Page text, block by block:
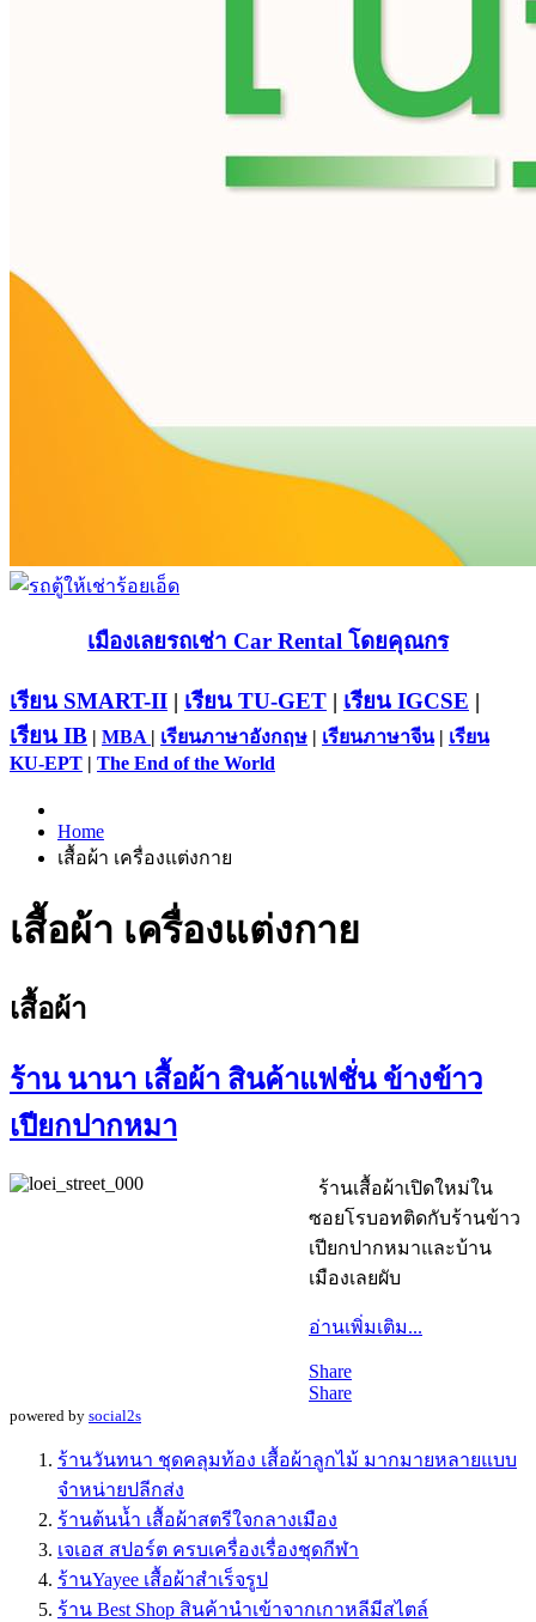
เมืองเลยรถเช่า Car Rental โดยคุณกร
เรียน SMART-II | เรียน TU-GET | เรียน IGCSE |
เรียน IB | MBA | เรียนภาษาอังกฤษ | เรียนภาษาจีน| เรียน
KU-EPT | The End of the World
Home
เสื้อผ้า เครื่องแต่งกาย
เสื้อผ้า เครื่องแต่งกาย
เสื้อผ้า
ร้าน นานา เสื้อผ้า สินค้าแฟชั่น ข้างข้าว
เปียกปากหมา
ร้านเสื้อผ้าเปิดใหม่ใน
ซอยโรบอทติดกับร้านข้าว
เปียกปากหมาและบ้าน
เมืองเลยผับ
อ่านเพิ่มเติม...
Share
Share
powered by social2s
ร้านวันทนา ชุดคลุมท้อง เสื้อผ้าลูกไม้ มากมายหลายแบบ
จำหน่ายปลีกส่ง
ร้านต้นน้ำ เสื้อผ้าสตรีใจกลางเมือง
เจเอส สปอร์ต ครบเครื่องเรื่องชุดกีฬา
ร้านYayee เสื้อผ้าสำเร็จรูป
ร้าน Best Shop สินค้านำเข้าจากเกาหลีมีสไตล์